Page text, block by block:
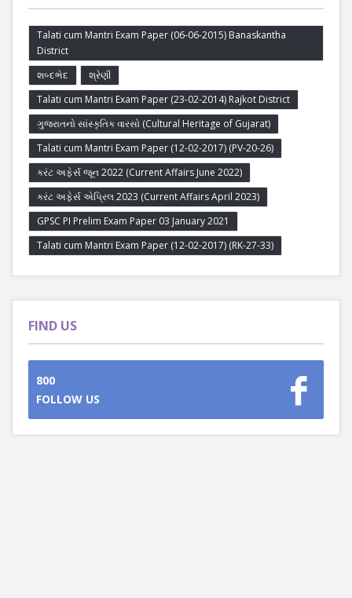
Talati cum Mantri Exam Paper (06-06-2015) Banaskantha
District
શબ્દભેદ
શ્રેણી
Talati cum Mantri Exam Paper (23-02-2014) Rajkot District
ગુજરાતનો સાંસ્કૃતિક વારસો (Cultural Heritage of Gujarat)
Talati cum Mantri Exam Paper (12-02-2017) (PV-20-26)
કરંટ અફેર્સ જૂન 2022 (Current Affairs June 2022)
કરંટ અફેર્સ એપ્રિલ 2023 (Current Affairs April 2023)
GPSC PI Prelim Exam Paper 03 January 2021
Talati cum Mantri Exam Paper (12-02-2017) (RK-27-33)
FIND US
800
FOLLOW US